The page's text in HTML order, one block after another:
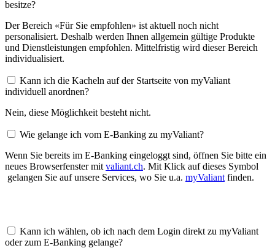
besitze?
Der Bereich «Für Sie empfohlen» ist aktuell noch nicht
personalisiert. Deshalb werden Ihnen allgemein gültige Produkte
und Dienstleistungen empfohlen. Mittelfristig wird dieser Bereich
individualisiert.
Kann ich die Kacheln auf der Startseite von myValiant
individuell anordnen?
Nein, diese Möglichkeit besteht nicht.
Wie gelange ich vom E-Banking zu myValiant?
Wenn Sie bereits im E-Banking eingeloggt sind, öffnen Sie bitte ein
neues Browserfenster mit valiant.ch. Mit Klick auf dieses Symbol
gelangen Sie auf unsere Services, wo Sie u.a. myValiant finden.
Kann ich wählen, ob ich nach dem Login direkt zu myValiant
oder zum E-Banking gelange?